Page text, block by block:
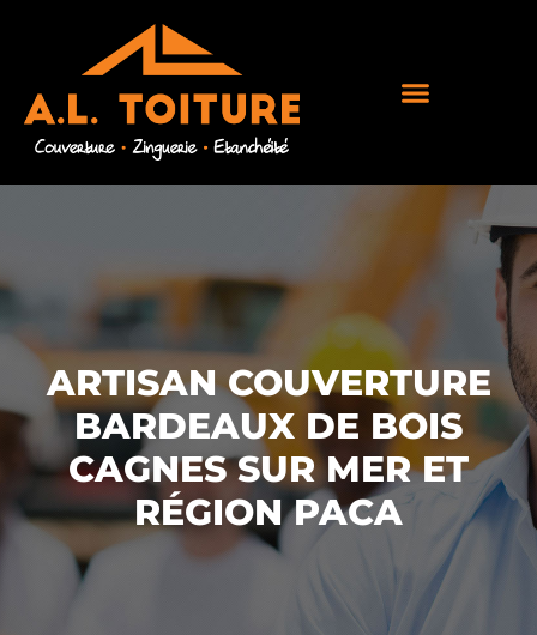
ARTISAN COUVERTURE
BARDEAUX DE BOIS
CAGNES SUR MER ET
RÉGION PACA